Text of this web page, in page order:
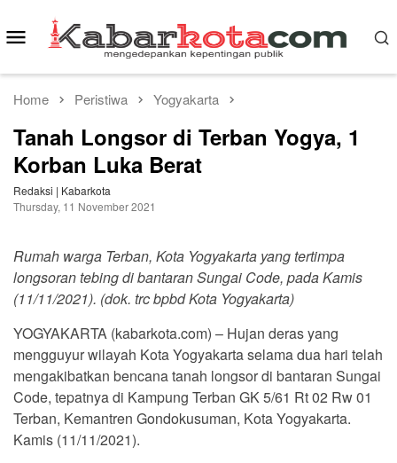
to
content
Mobile
Menu
Home Peristiwa Yogyakarta
Tanah Longsor di Terban Yogya, 1
Korban Luka Berat
Redaksi | Kabarkota
Thursday, 11 November 2021
Rumah warga Terban, Kota Yogyakarta yang tertimpa
longsoran tebing di bantaran Sungai Code, pada Kamis
(11/11/2021). (dok. trc bpbd Kota Yogyakarta)
YOGYAKARTA (kabarkota.com) – Hujan deras yang
mengguyur wilayah Kota Yogyakarta selama dua hari telah
mengakibatkan bencana tanah longsor di bantaran Sungai
Code, tepatnya di Kampung Terban GK 5/61 Rt 02 Rw 01
Terban, Kemantren Gondokusuman, Kota Yogyakarta.
Kamis (11/11/2021).